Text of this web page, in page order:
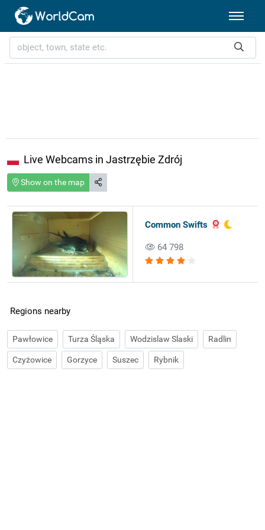
Live Webcams in Jastrzębie Zdrój
Show on the map
Common Swifts
64 798
Regions nearby
Pawłowice Turza Śląska Wodzislaw Slaski Radlin
Czyżowice Gorzyce Suszec Rybnik